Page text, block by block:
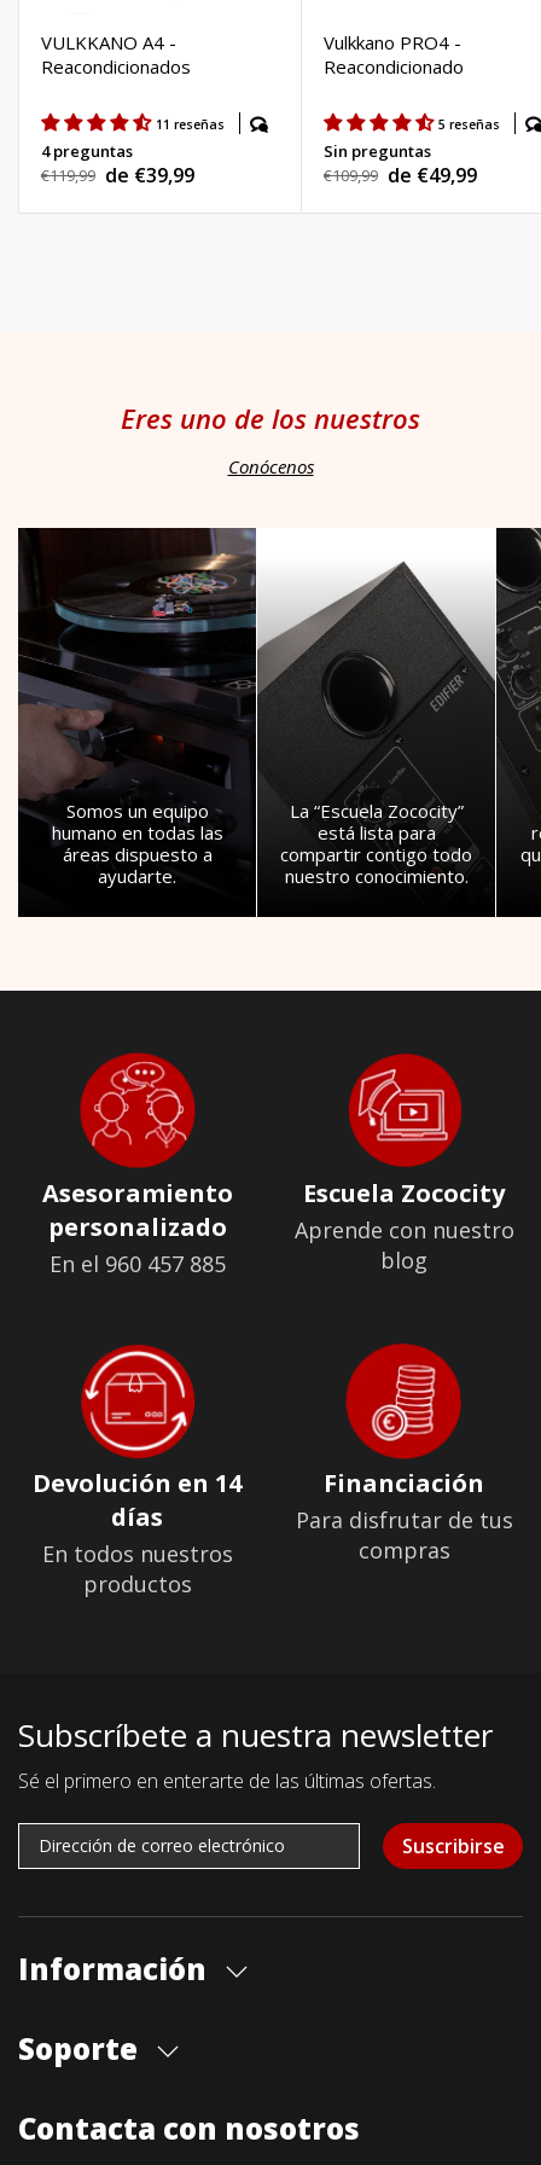
VULKKANO A4 -
Reacondicionados
11 reseñas
4 preguntas
Precio
€119,99 Precio
de
de €39,99
Vulkkano PRO4 -
Reacondicionado
5 reseñas
Sin preguntas
Precio
€109,99 Precio
de
de €49,99
Eres uno de los nuestros
Conócenos
Somos un equipo
humano en todas las
áreas dispuesto a
ayudarte.
La “Escuela Zococity”
está lista para
compartir contigo todo
nuestro conocimiento.
Asesoramiento
personalizado
En el 960 457 885
Escuela Zococity
Aprende con nuestro
blog
Devolución en 14
días
En todos nuestros
productos
Financiación
Para disfrutar de tus
compras
Subscríbete a nuestra newsletter
Sé el primero en enterarte de las últimas ofertas.
Suscribirse
Información
Cita previa tienda
Contacto
Soporte
Formas de pago
Contacta con nosotros